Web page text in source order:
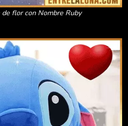
flor con Nombre Ruby